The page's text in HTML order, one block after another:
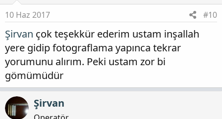
10 Haz 2017 #10
Şirvan çok teşekkür ederim ustam inşallah
yere gidip fotograflama yapınca tekrar
yorumunu alırım. Peki ustam zor bi
gömümüdür
Şirvan